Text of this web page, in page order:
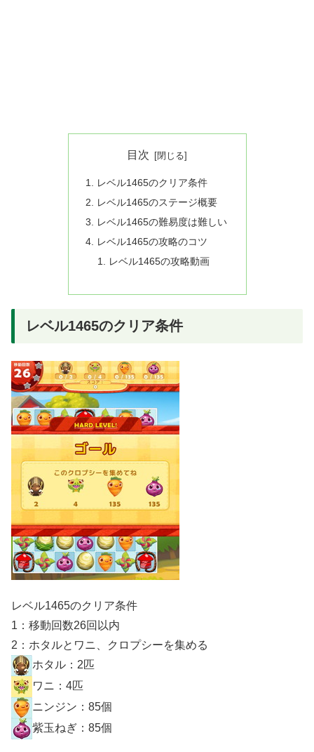
目次
レベル1465のクリア条件
レベル1465のステージ概要
レベル1465の難易度は難しい
レベル1465の攻略のコツ
レベル1465の攻略動画
レベル1465のクリア条件
レベル1465のクリア条件
1：移動回数26回以内
2：ホタルとワニ、クロプシーを集める
ホタル：2匹
ワニ：4匹
ニンジン：85個
紫玉ねぎ：85個